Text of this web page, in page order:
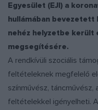
Egyesület (EJI) a
hullámában
nehéz helyzetbe került
megsegítésére.
A rendkívüli szociális
feltételeknek megfelelő
színművész, táncművész,
feltételekkel igényelheti.